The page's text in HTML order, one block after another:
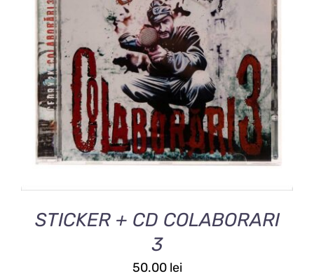
SELECTEAZĂ OPȚIUNILEACEST
PRODUS
ARE
MAI
MULTE
VARIAȚII.
OPȚIUNILE
POT
ALESE
ÎN
PAGINA
/ DETALII
STICKER + CD COLABORARI
3
50.00 lei